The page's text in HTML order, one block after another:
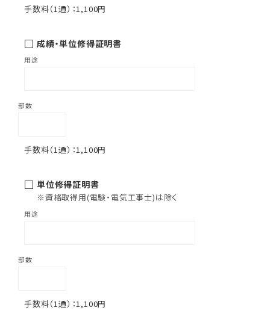
1,100円
成績・単位修得証明書
1,100円
単位修得証明書
※資格取得用(電験・電気工事士)は除く
1,100円